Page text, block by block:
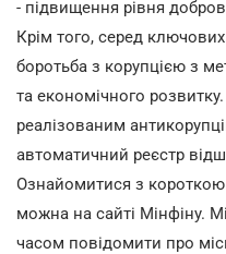
- підвищення рівня
Крім того, серед
боротьба з корупцією з
та економічного
реалізованим
автоматичний реєстр
Ознайомитися з короткою
можна на сайті Мінфіну.
часом повідомити про